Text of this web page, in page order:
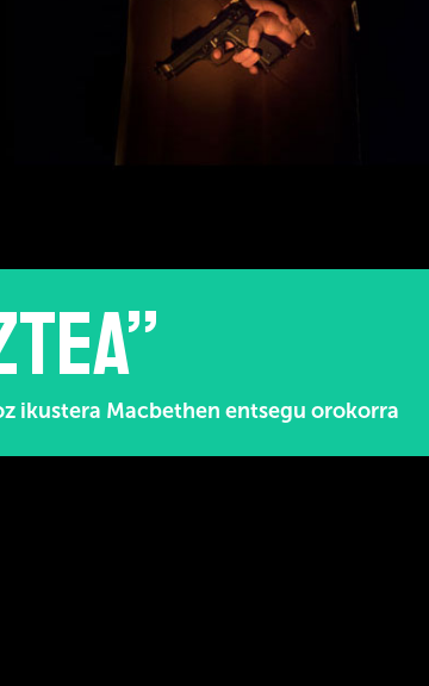
ikustera Macbethen entsegu orokorra